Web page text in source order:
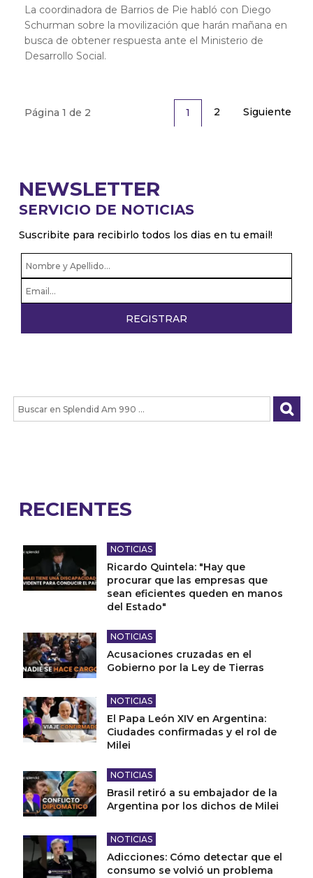
La coordinadora de Barrios de Pie habló con Diego
Schurman sobre la movilización que harán mañana en
busca de obtener respuesta ante el Ministerio de
Desarrollo Social.
1 2 Siguiente
Página 1 de 2
NEWSLETTER
SERVICIO DE NOTICIAS
Suscribite para recibirlo todos los dias en tu email!
RECIENTES
NOTICIAS
Ricardo Quintela: "Hay que
procurar que las empresas que
sean eficientes queden en manos
del Estado"
NOTICIAS
Acusaciones cruzadas en el
Gobierno por la Ley de Tierras
NOTICIAS
El Papa León XIV en Argentina:
Ciudades confirmadas y el rol de
Milei
NOTICIAS
Brasil retiró a su embajador de la
Argentina por los dichos de Milei
NOTICIAS
Adicciones: Cómo detectar que el
consumo se volvió un problema